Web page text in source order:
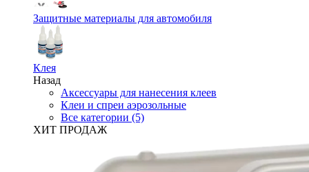
Защитные материалы для автомобиля
Клея
Назад
Аксессуары для нанесения клеев
Клеи и спреи аэрозольные
Все категории (5)
ХИТ ПРОДАЖ